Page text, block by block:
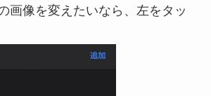
画像を変えたいなら、左をタッ